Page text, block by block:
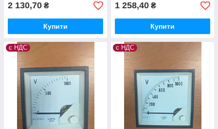
2 130,70 ₴
Купити
1 258,40 ₴
Купити
с НДС с НДС